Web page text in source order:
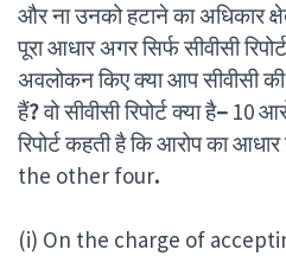
और ना उनको हटाने का अधिकार
पूरा आधार अगर सिर्फ सीवीसी
अवलोकन किए क्या आप सीवीसी
हैं?वो सीवीसी रिपोर्ट क्या है– 10
रिपोर्ट कहती है कि आरोप का
the other four.
(i) On the charge of